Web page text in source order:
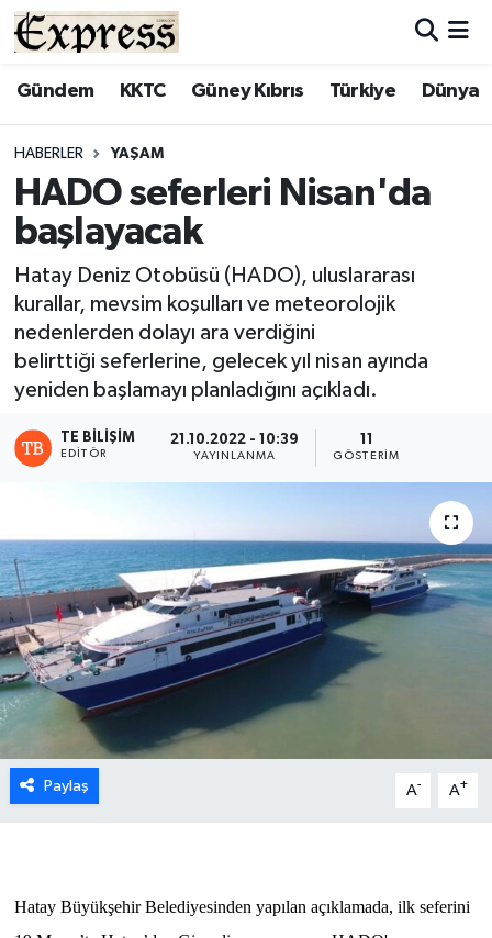
Gündem KKTC Güney Kıbrıs Türkiye Dünya
HABERLER YAŞAM
HADO seferleri Nisan'da
başlayacak
Hatay Deniz Otobüsü (HADO), uluslararası
kurallar, mevsim koşulları ve meteorolojik
nedenlerden dolayı ara verdiğini
belirttiği seferlerine, gelecek yıl nisan ayında
yeniden başlamayı planladığını açıkladı.
TE BILIŞIM
EDITÖR
21.10.2022 - 10:39
YAYINLANMA GÖSTERIM
Paylaş A- A+
Hatay Büyükşehir Belediyesinden yapılan açıklamada, ilk seferini
ALAYKÖY
BİLİM
ÇATALKÖY
DÜNYA
EĞİTİM
GAZİMAĞUSA
GİRNE
GÜNDEM
GÜNEY KIBRIS
Hava Durumu
Süper Lig Puan Durumu ve Fikstür
Tüm Manşetler
Son Dakika Haberleri
Haber Arşivi